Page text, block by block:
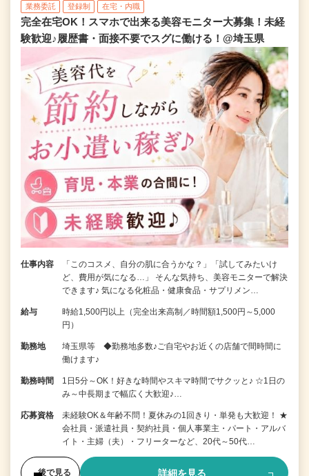
業務委託 登録制 在宅・内職
完全在宅OK！スマホで出来る美容モニター大募集！未経
験歓迎♪履歴書・面接不要でスグに働ける！@埼玉県
仕事内容
「このコスメ、自分の肌に合うかな？」「試してみたいけ
ど、費用が気になる…」 そんな気持ち、美容モニターで解決
できます♪ 気になる化粧品・健康食品・サプリメン…
給与
時給1,500円以上（完全出来高制／時間額1,500円～5,000
円）
勤務地
埼玉県等 ◆勤務地多数♪ご自宅やお近くの店舗で間時間に
働けます♪
勤務時間
1日5分～OK！好きな時間やスキマ時間でサクッと♪ ☆1日の
み～中長期まで幅広く大歓迎♪…
応募資格
未経験OK＆年齢不問！夏休みの1回きり・単発も大歓迎！ ★
会社員・派遣社員・契約社員・個人事業主・パート・アルバ
イト・主婦（夫）・フリーターなど、20代～50代…
後で見る 詳細を見る